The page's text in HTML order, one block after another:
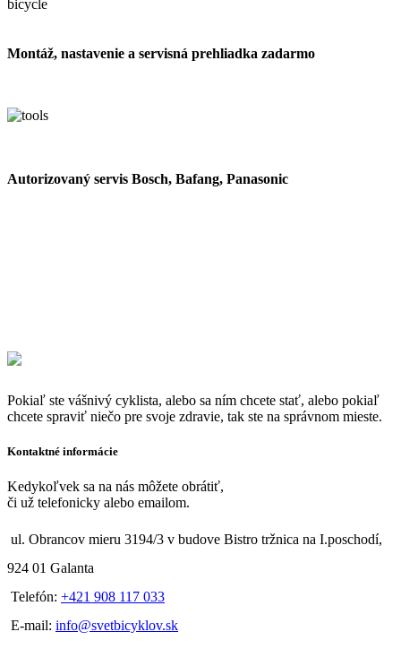
Autorizovaný servis Bosch, Bafang, Panasonic
Montáž, nastavenie a servisná prehliadka zadarmo
Pokiaľ ste vášnivý cyklista, alebo sa ním chcete stať, alebo pokiaľ
chcete spraviť niečo pre svoje zdravie, tak ste na správnom mieste.
Kontaktné informácie
Kedykoľvek sa na nás môžete obrátiť,
či už telefonicky alebo emailom.
ul. Obrancov mieru 3194/3 v budove Bistro tržnica na I.poschodí,
924 01 Galanta
Telefón: +421 908 117 033
E-mail: info@svetbicyklov.sk